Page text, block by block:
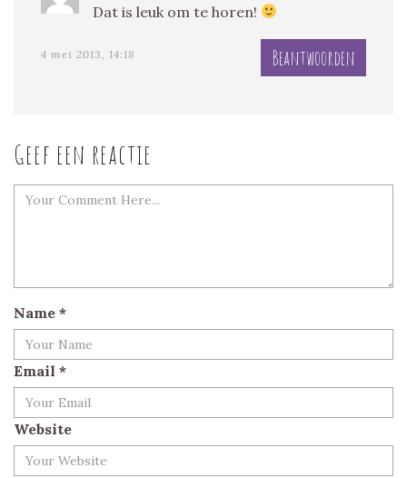
Dat is leuk om te horen!
4 mei 2013, 14:18 Beantwoorden
Geef een reactie
Name *
Email *
Website